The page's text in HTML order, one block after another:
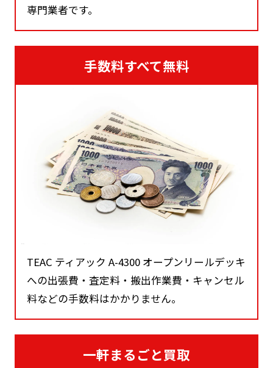
専門業者です。
手数料すべて無料
TEAC ティアック A-4300 オープンリールデッキ
への出張費・査定料・搬出作業費・キャンセル
料などの手数料はかかりません。
一軒まるごと買取